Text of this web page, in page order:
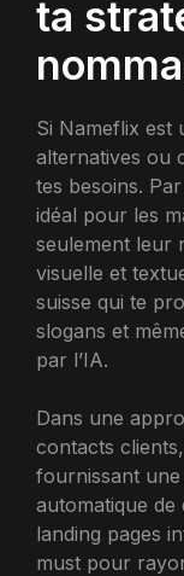
ta
Si Nameflix est
alternatives ou
tes besoins.
idéal pour les
seulement leur
visuelle et
suisse qui te
slogans et
par l’IA.
Dans une
contacts
fournissant
automatique
landing pages
must pour